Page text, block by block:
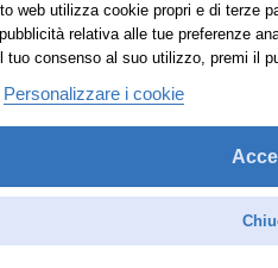
web utilizza cookie propri e di terze
relativa alle tue preferenze
tuo consenso al suo utilizzo, premi il
Personalizzare i cookie
Trovaci